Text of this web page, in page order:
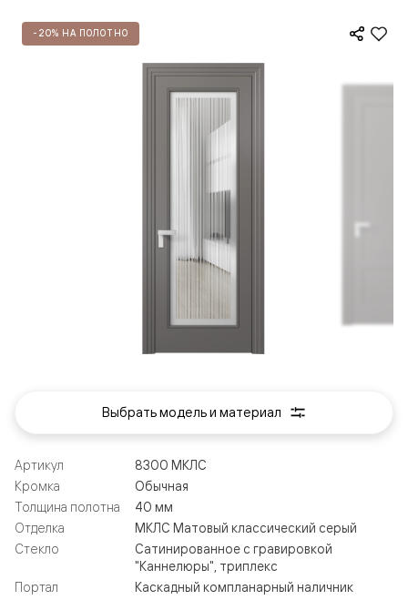
-20% НА ПОЛОТНО
Артикул
8300 МКЛС
Кромка
Обычная
Толщина полотна
40 мм
Отделка
МКЛС Матовый классический серый
Стекло
Сатинированное с гравировкой
"Каннелюры", триплекс
Портал
Каскадный компланарный наличник
Выбрать модель и материал